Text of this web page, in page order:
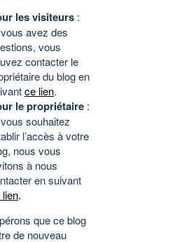
les visiteurs :
avez des
vous
contacter le
du blog en
ce lien.
le propriétaire :
souhaitez
l’accès à votre
nous vous
à nous
en suivant
.
que ce blog
de nouveau